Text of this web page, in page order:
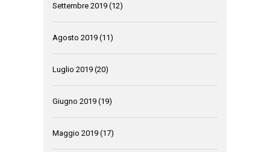
Settembre 2019 (12)
Agosto 2019 (11)
Luglio 2019 (20)
Giugno 2019 (19)
Maggio 2019 (17)